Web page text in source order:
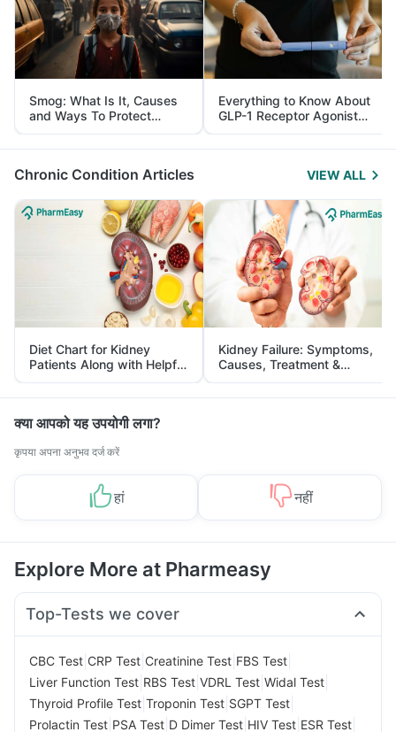
Smog: What Is It, Causes
and Ways To Protect
Yourself From It
Everything to Know About
GLP-1 Receptor Agonist
and Its Role in Weight
Management
Chronic Condition Articles VIEW ALL
Diet Chart for Kidney
Patients Along with Helpful
Tips
Kidney Failure: Symptoms,
Causes, Treatment &
Prevention
क्या आपको यह उपयोगी लगा?
कृपया अपना अनुभव दर्ज करें
हां नहीं
Explore More at Pharmeasy
Top-Tests we cover
CBC Test CRP Test Creatinine Test FBS Test
Liver Function Test RBS Test VDRL Test Widal Test
Thyroid Profile Test Troponin Test SGPT Test
Prolactin Test PSA Test D Dimer Test HIV Test ESR Test